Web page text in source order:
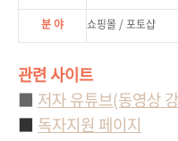
분 야 쇼핑몰 / 포토샵
관련 사이트
■ 저자 유튜브(동영상
■ 독자지원 페이지